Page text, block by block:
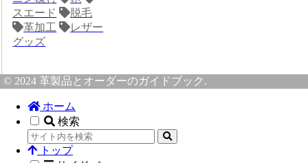
スエード
脱毛
革加工
レザー
グッズ
© 2024 革製品とオーダーのガイドブック.
ホーム
検索
トップ